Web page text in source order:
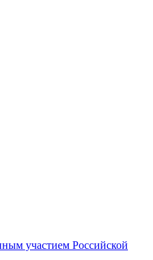
участием Российской